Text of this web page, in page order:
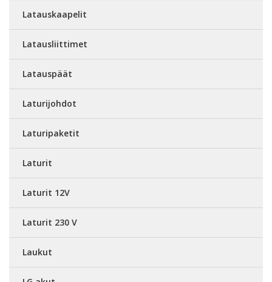
Latauskaapelit
Latausliittimet
Latauspäät
Laturijohdot
Laturipaketit
Laturit
Laturit 12V
Laturit 230 V
Laukut